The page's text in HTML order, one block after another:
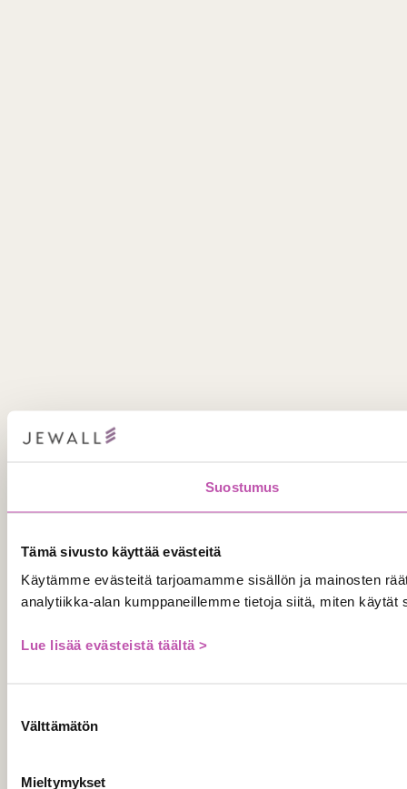
Suostumus
Tämä sivusto käyttää evästeitä
Käytämme evästeitä tarjoamamme sisällön ja mainosten
analytiikka-alan kumppaneillemme tietoja siitä, miten
Lue lisää evästeistä täältä >
valinta
Välttämätön
Mieltymykset